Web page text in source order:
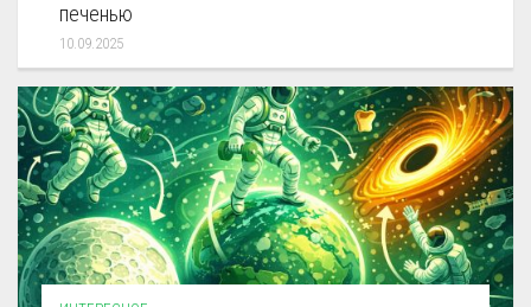
печенью
10.09.2025